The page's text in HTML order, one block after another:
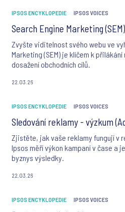
IPSOS ENCYKLOPEDIE IPSOS VOICES
Search Engine Marketing (SEM)
Zvyšte viditelnost svého webu ve
Marketing (SEM) je klíčem k
dosažení obchodních cílů.
22.03.26
IPSOS ENCYKLOPEDIE IPSOS VOICES
Sledování reklamy - výzkum
Zjistěte, jak vaše reklamy fungují v
Ipsos měří výkon kampaní v čase a
byznys výsledky.
22.03.26
IPSOS ENCYKLOPEDIE IPSOS VOICES